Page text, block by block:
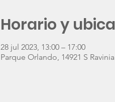
Horario y
28 jul 2023, 13:00 – 17:00
Parque Orlando, 14921 S